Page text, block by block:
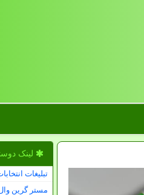
لینک
تبلیغات
مستر گرین